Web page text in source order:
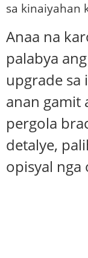
sa kinaiyahan
Anaa na
palabya
upgrade sa
anan gamit
pergola
detalye,
opisyal nga